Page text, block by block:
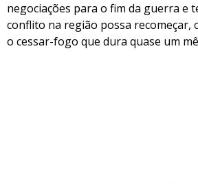
negociações para o fim da guerra e
conflito na região possa recomeçar,
o cessar-fogo que dura quase um